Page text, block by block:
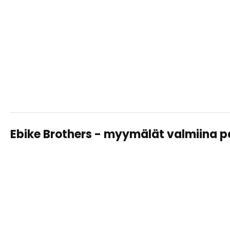
Ebike Brothers - myymälät valmiina